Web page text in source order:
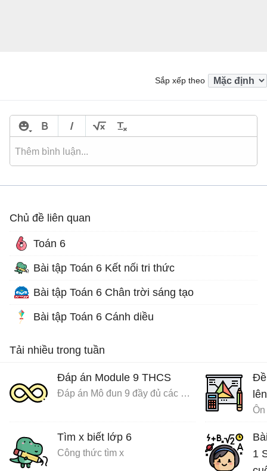
Sắp xếp theo
Chủ đề liên quan
Toán 6
Bài tập Toán 6 Kết nối tri thức
Bài tập Toán 6 Chân trời sáng tạo
Bài tập Toán 6 Cánh diều
Tải nhiều trong tuần
Đáp án Module 9 THCS
Đáp án Mô đun 9 đầy đủ các môn
Tìm x biết lớp 6
Công thức tìm x
Đề
1